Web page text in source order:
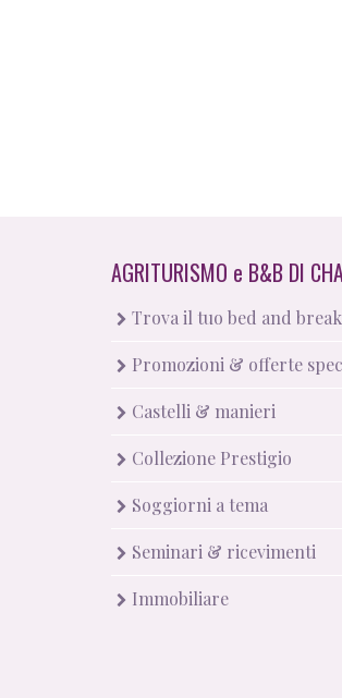
AGRITURISMO e B&B DI
Trova il tuo bed and
Promozioni & offerte
Castelli & manieri
Collezione Prestigio
Soggiorni a tema
Seminari & ricevimenti
Immobiliare